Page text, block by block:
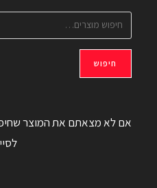
חיפוש
אם לא מצאתם את המוצר